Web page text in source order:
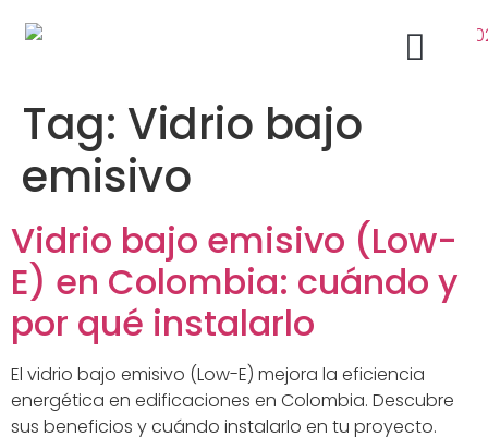
Tag: Vidrio bajo
emisivo
Vidrio bajo emisivo (Low-
E) en Colombia: cuándo y
por qué instalarlo
El vidrio bajo emisivo (Low-E) mejora la eficiencia
energética en edificaciones en Colombia. Descubre
sus beneficios y cuándo instalarlo en tu proyecto.